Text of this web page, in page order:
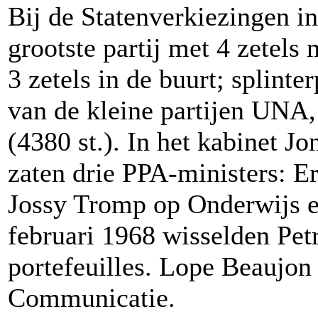
Bij de Statenverkiezingen
grootste partij met 4 zetels
3 zetels in de buurt;
van de kleine partijen
(4380 st.). In het kabinet
zaten drie PPA-ministers:
Jossy Tromp op Onderwijs
februari 1968 wisselden
portefeuilles. Lope
Communicatie.